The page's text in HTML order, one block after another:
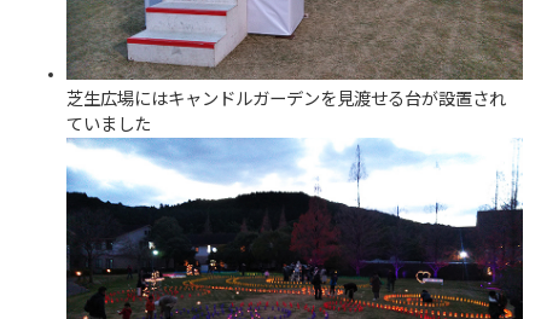
芝生広場にはキャンドルガーデンを見渡せる台が設置され
ていました